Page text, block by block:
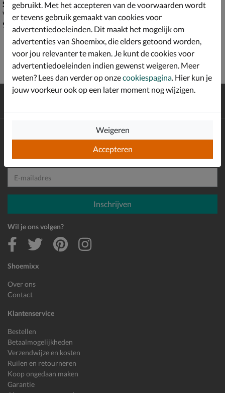
Skechers Trego
Veterboots - groen
€ 99,99
99
Gratisverzending en retour*
Shoemixx
Over ons
Contact
Klantenservice
Bestellen
Betaalmogelijkheden
Verzendwijze en kosten
Ruilen en retourneren
Koop ongedaan maken
Garantie
Schrijf je in voor de Shoemixx nieuwsbrief en ontvang €10,-
E-mailadres
Inschrijven
Wil je ons volgen?
gebruikt. Met het accepteren van de voorwaarden wordt
er tevens gebruik gemaakt van cookies voor
advertentiedoeleinden. Dit maakt het mogelijk om
advertenties van Shoemixx, die elders getoond worden,
voor jou relevanter te maken. Je kunt de cookies voor
advertentiedoeleinden indien gewenst weigeren. Meer
weten? Lees dan verder op onzecookiespagina. Hier kun je
jouw voorkeur ook op een later moment nog wijzigen.
Accepteren
Weigeren